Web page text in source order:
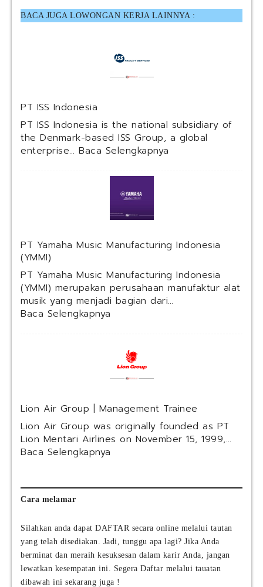
BACA JUGA LOWONGAN KERJA LAINNYA :
PT ISS Indonesia
PT ISS Indonesia is the national subsidiary of
the Denmark-based ISS Group, a global
enterprise… Baca Selengkapnya
d
n
e
PT Yamaha Music Manufacturing Indonesia
(YMMI)
PT Yamaha Music Manufacturing Indonesia
(YMMI) merupakan perusahaan manufaktur alat
musik yang menjadi bagian dari…
Baca Selengkapnya
m
a
M
u
M
u
f
a
c
t
u
Lion Air Group | Management Trainee
Lion Air Group was originally founded as PT
Lion Mentari Airlines on November 15, 1999,…
Baca Selengkapnya
o
i
r
G
r
o
Cara melamar
Silahkan anda dapat DAFTAR secara online melalui tautan
yang telah disediakan. Jadi, tunggu apa lagi? Jika Anda
berminat dan meraih kesuksesan dalam karir Anda, jangan
lewatkan kesempatan ini. Segera Daftar melalui tauatan
dibawah ini sekarang juga !